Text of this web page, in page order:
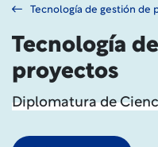
Tecnología de gestión de
Tecnología
proyectos
Diplomatura de